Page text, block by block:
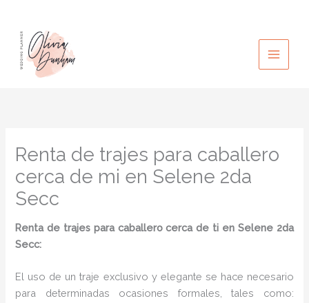
contenido
Renta de trajes para caballero
cerca de mi en Selene 2da
Secc
Renta de trajes para caballero cerca de ti en Selene 2da
Secc:
El uso de un traje exclusivo y elegante se hace necesario
para determinadas ocasiones formales, tales como: